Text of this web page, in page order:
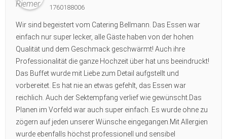
1760188006
Wir sind begeistert vom Catering Bellmann. Das Essen war
einfach nur super lecker, alle Gäste haben von der hohen
Qualität und dem Geschmack geschwärmt! Auch ihre
Professionalität die ganze Hochzeit über hat uns beeindruckt!
Das Buffet wurde mit Liebe zum Detail aufgstellt und
vorbereitet. Es hat nie an etwas gefehlt, das Essen war
reichlich. Auch der Sektempfang verlief wie gewünscht.Das
Planen im Vorfeld war auch super einfach. Es wurde ohne zu
zögern auf jeden unserer Wünsche eingegangen.Mit Allergien
wurde ebenfalls höchst professionell und sensibel